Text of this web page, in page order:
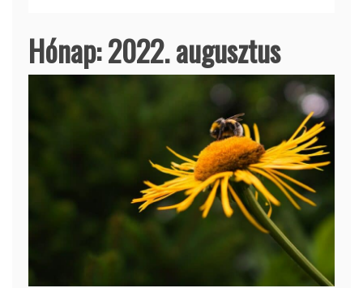
Hónap:2022. augusztus